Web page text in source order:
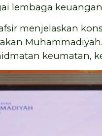
lembaga
menjelaskan
keumatan,